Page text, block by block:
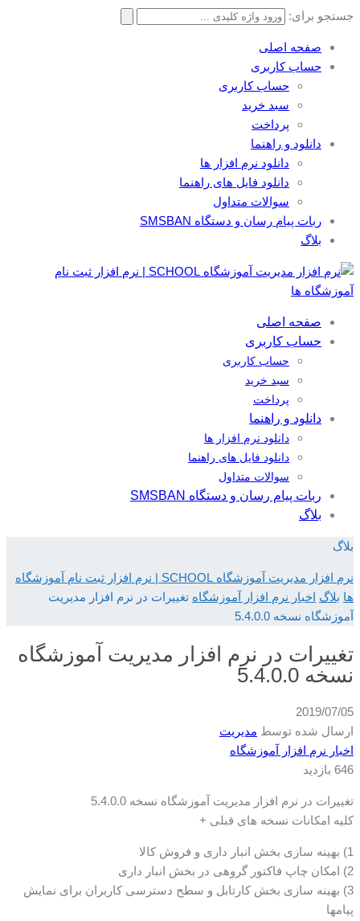
جستجو برای:
صفحه اصلی
حساب کاربری
حساب کاربری
سبد خرید
پرداخت
دانلود و راهنما
دانلود نرم افزار ها
دانلود فایل های راهنما
سوالات متداول
ربات پیام رسان و دستگاه SMSBAN
بلاگ
صفحه اصلی
حساب کاربری
حساب کاربری
سبد خرید
پرداخت
دانلود و راهنما
دانلود نرم افزار ها
دانلود فایل های راهنما
سوالات متداول
ربات پیام رسان و دستگاه SMSBAN
بلاگ
بلاگ
نرم افزار مدیریت آموزشگاه SCHOOL | نرم افزار ثبت نام آموزشگاه
ها بلاگ اخبار نرم افزار آموزشگاه تغییرات در نرم افزار مدیریت
آموزشگاه نسخه 5.4.0.0
تغییرات در نرم افزار مدیریت آموزشگاه
نسخه 5.4.0.0
2019/07/05
ارسال شده توسط مدیریت
اخبار نرم افزار آموزشگاه
646 بازدید
تغییرات در نرم افزار مدیریت آموزشگاه نسخه 5.4.0.0
کلیه امکانات نسخه های قبلی +
1) بهینه سازی بخش انبار داری و فروش کالا
2) امکان چاپ فاکتور گروهی در بخش انبار داری
3) بهینه سازی بخش کارتابل و سطح دسترسی کاربران برای نمایش
پیامها